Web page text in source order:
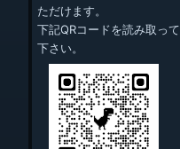
ただけます。
下記QRコードを読み取って
下さい。